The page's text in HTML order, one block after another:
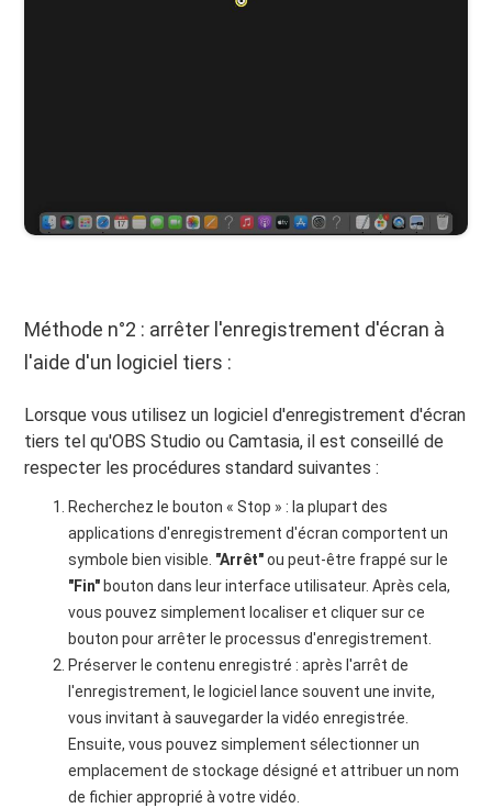
Méthode n°2 : arrêter l'enregistrement d'écran à
l'aide d'un logiciel tiers :
Lorsque vous utilisez un logiciel d'enregistrement d'écran
tiers tel qu'OBS Studio ou Camtasia, il est conseillé de
respecter les procédures standard suivantes :
Recherchez le bouton « Stop » : la plupart des
applications d'enregistrement d'écran comportent un
symbole bien visible. "Arrêt"ou peut-être frappé sur le
"Fin" bouton dans leur interface utilisateur. Après cela,
vous pouvez simplement localiser et cliquer sur ce
bouton pour arrêter le processus d'enregistrement.
Préserver le contenu enregistré : après l'arrêt de
l'enregistrement, le logiciel lance souvent une invite,
vous invitant à sauvegarder la vidéo enregistrée.
Ensuite, vous pouvez simplement sélectionner un
emplacement de stockage désigné et attribuer un nom
de fichier approprié à votre vidéo.